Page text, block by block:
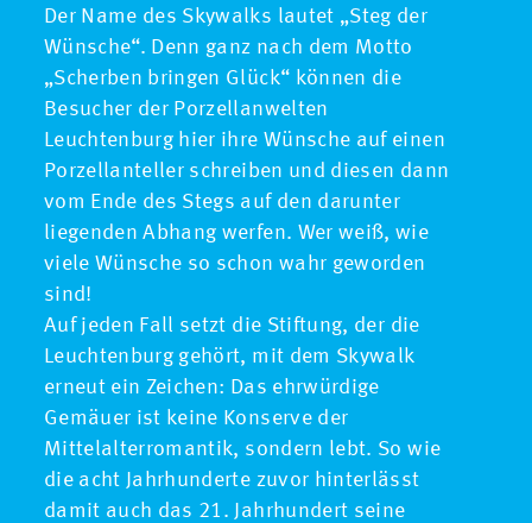
Der Name des Skywalks lautet „Steg der
Wünsche“. Denn ganz nach dem Motto
„Scherben bringen Glück“ können die
Besucher der Porzellanwelten
Leuchtenburg hier ihre Wünsche auf einen
Porzellanteller schreiben und diesen dann
vom Ende des Stegs auf den darunter
liegenden Abhang werfen. Wer weiß, wie
viele Wünsche so schon wahr geworden
sind!
Auf jeden Fall setzt die Stiftung, der die
Leuchtenburg gehört, mit dem Skywalk
erneut ein Zeichen: Das ehrwürdige
Gemäuer ist keine Konserve der
Mittelalterromantik, sondern lebt. So wie
die acht Jahrhunderte zuvor hinterlässt
damit auch das 21. Jahrhundert seine